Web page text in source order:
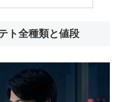
ト全種類と値段